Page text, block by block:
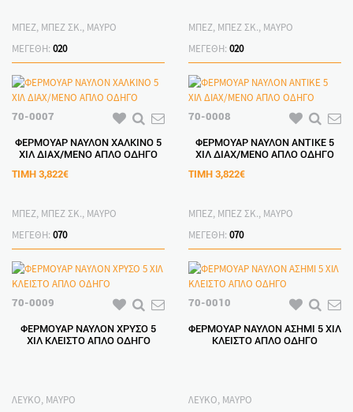
ΜΠΕΖ, ΜΠΕΖ ΣΚ., ΜΑΥΡΟ
ΜΕΓΕΘΗ: 020
ΜΠΕΖ, ΜΠΕΖ ΣΚ., ΜΑΥΡΟ
ΜΕΓΕΘΗ: 020
70-0007
ΦΕΡΜΟΥΑΡ ΝΑΥΛΟΝ ΧΑΛΚΙΝΟ 5
ΧΙΛ ΔΙΑΧ/ΜΕΝΟ ΑΠΛΟ ΟΔΗΓΟ
ΤΙΜΗ 3,822€
ΜΠΕΖ, ΜΠΕΖ ΣΚ., ΜΑΥΡΟ
ΜΕΓΕΘΗ: 070
70-0008
ΦΕΡΜΟΥΑΡ ΝΑΥΛΟΝ ΑΝΤΙΚΕ 5
ΧΙΛ ΔΙΑΧ/ΜΕΝΟ ΑΠΛΟ ΟΔΗΓΟ
ΤΙΜΗ 3,822€
ΜΠΕΖ, ΜΠΕΖ ΣΚ., ΜΑΥΡΟ
ΜΕΓΕΘΗ: 070
70-0009
ΦΕΡΜΟΥΑΡ ΝΑΥΛΟΝ ΧΡΥΣΟ 5
ΧΙΛ ΚΛΕΙΣΤΟ ΑΠΛΟ ΟΔΗΓΟ
ΛΕΥΚΟ, ΜΑΥΡΟ
70-0010
ΦΕΡΜΟΥΑΡ ΝΑΥΛΟΝ ΑΣΗΜΙ 5 ΧΙΛ
ΚΛΕΙΣΤΟ ΑΠΛΟ ΟΔΗΓΟ
ΛΕΥΚΟ, ΜΑΥΡΟ